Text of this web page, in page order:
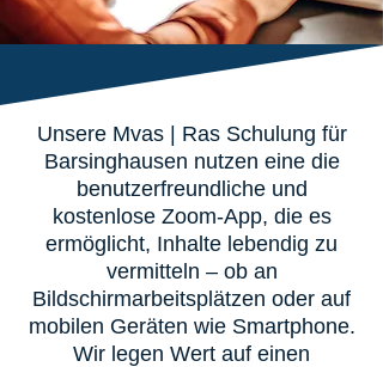
Unsere Mvas | Ras Schulung für
Barsinghausen nutzen eine die
benutzerfreundliche und
kostenlose Zoom-App, die es
ermöglicht, Inhalte lebendig zu
vermitteln – ob an
Bildschirmarbeitsplätzen oder auf
mobilen Geräten wie Smartphone.
Wir legen Wert auf einen